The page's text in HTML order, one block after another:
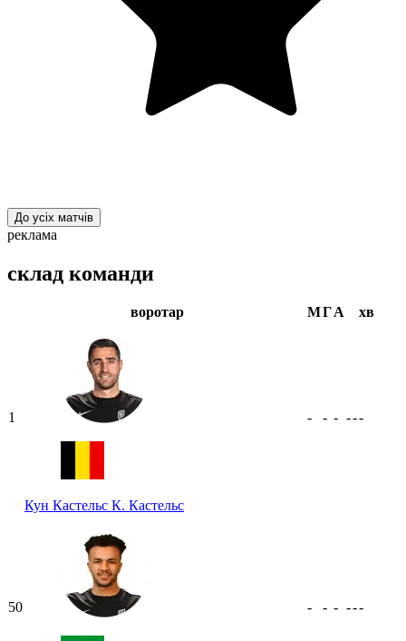
До усіх матчів
реклама
склад команди
воротар МГА хв
1
Кун Кастельс К. Кастельс
- - - ---
50 - - - ---